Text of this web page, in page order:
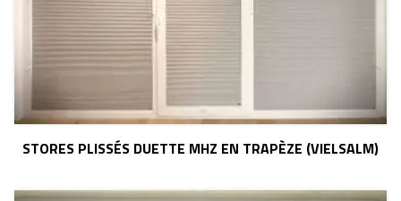
STORES PLISSÉS DUETTE MHZ EN TRAPÈZE (VIELSALM)